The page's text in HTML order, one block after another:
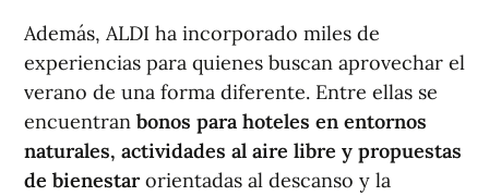
Además, ALDI ha incorporado miles de
experiencias para quienes buscan aprovechar el
verano de una forma diferente. Entre ellas se
encuentran bonos para hoteles en entornos
naturales, actividades al aire libre y propuestas
de bienestarorientadas al descanso y la